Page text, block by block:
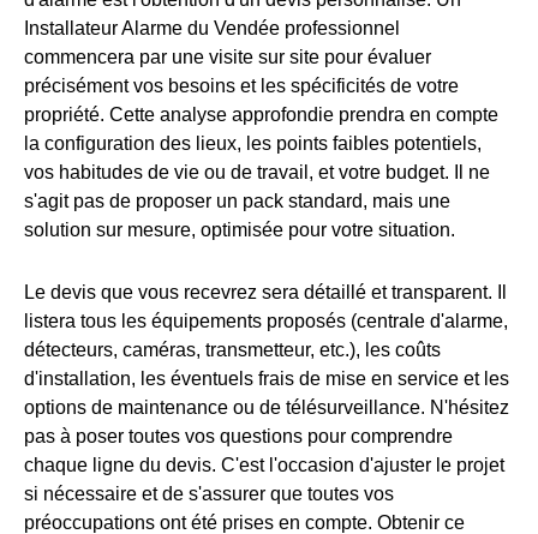
Installateur Alarme du Vendée professionnel
commencera par une visite sur site pour évaluer
précisément vos besoins et les spécificités de votre
propriété. Cette analyse approfondie prendra en compte
la configuration des lieux, les points faibles potentiels,
vos habitudes de vie ou de travail, et votre budget. Il ne
s'agit pas de proposer un pack standard, mais une
solution sur mesure, optimisée pour votre situation.
Le devis que vous recevrez sera détaillé et transparent. Il
listera tous les équipements proposés (centrale d'alarme,
détecteurs, caméras, transmetteur, etc.), les coûts
d'installation, les éventuels frais de mise en service et les
options de maintenance ou de télésurveillance. N'hésitez
pas à poser toutes vos questions pour comprendre
chaque ligne du devis. C'est l'occasion d'ajuster le projet
si nécessaire et de s'assurer que toutes vos
préoccupations ont été prises en compte. Obtenir ce